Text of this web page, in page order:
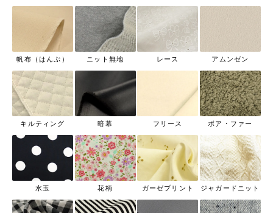
帆布（はんぷ） ニット無地 レース アムンゼン
キルティング 暗幕 フリース ボア・ファー
水玉 花柄 ガーゼプリント ジャガードニット